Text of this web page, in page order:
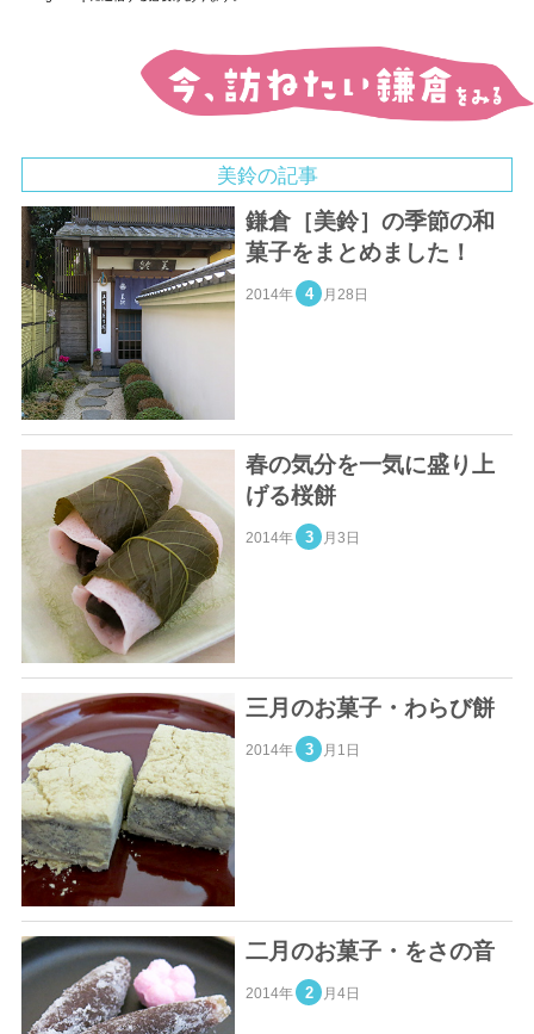
美鈴の記事
鎌倉［美鈴］の季節の和
菓子をまとめました！
2014年 4 月28日
春の気分を一気に盛り上
げる桜餅
2014年 3 月3日
三月のお菓子・わらび餅
2014年 3 月1日
二月のお菓子・をさの音
2014年 2 月4日